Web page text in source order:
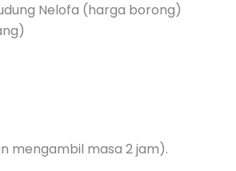
Nelofa (harga borong)
mengambil masa 2 jam).